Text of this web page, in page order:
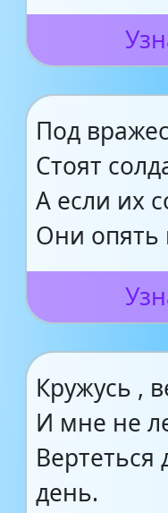
Под
Стоят
А если их
Они опять
Кружусь ,
И мне не
день.